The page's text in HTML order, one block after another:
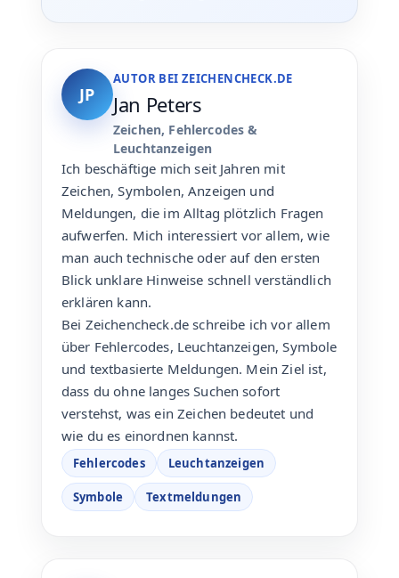
JP
AUTOR BEI ZEICHENCHECK.DE
Jan Peters
Zeichen, Fehlercodes &
Leuchtanzeigen
Ich beschäftige mich seit Jahren mit
Zeichen, Symbolen, Anzeigen und
Meldungen, die im Alltag plötzlich Fragen
aufwerfen. Mich interessiert vor allem, wie
man auch technische oder auf den ersten
Blick unklare Hinweise schnell verständlich
erklären kann.
Bei Zeichencheck.de schreibe ich vor allem
über Fehlercodes, Leuchtanzeigen, Symbole
und textbasierte Meldungen. Mein Ziel ist,
dass du ohne langes Suchen sofort
verstehst, was ein Zeichen bedeutet und
wie du es einordnen kannst.
Fehlercodes Leuchtanzeigen
Symbole Textmeldungen